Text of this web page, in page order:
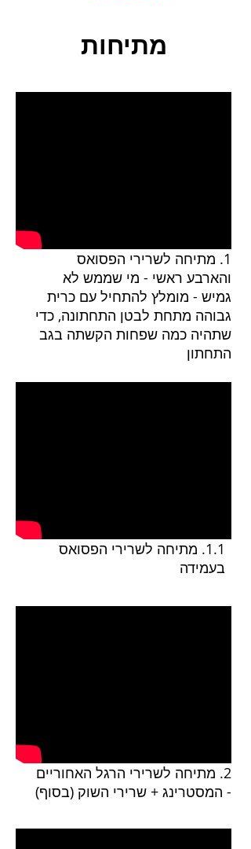
מתיחות
1. מתיחה לשרירי הפסואס
והארבע ראשי - מי שממש לא
גמיש - מומלץ להתחיל עם כרית
גבוהה מתחת לבטן התחתונה, כדי
שתהיה כמה שפחות הקשתה בגב
התחתון
1.1. מתיחה לשרירי הפסואס
בעמידה
2. מתיחה לשרירי הרגל האחוריים
- המסטרינג + שרירי השוק (בסוף)